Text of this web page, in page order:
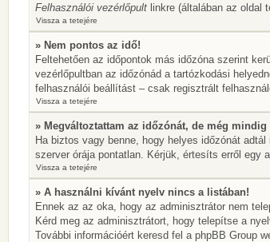
Felhasználói vezérlőpult linkre (általában az
Vissza a tetejére
» Nem pontos az idő!
Feltehetően az időpontok más időzóna szerint
vezérlőpultban az időzónád a tartózkodási
felhasználói beállítást – csak regisztrált
Vissza a tetejére
» Megváltoztattam az időzónát, de még
Ha biztos vagy benne, hogy helyes időzónát
szerver órája pontatlan. Kérjük, értesíts erről egy
Vissza a tetejére
» A használni kívánt nyelv nincs a listában!
Ennek az az oka, hogy az adminisztrátor nem
Kérd meg az adminisztrátort, hogy telepítse a
További információért keresd fel a phpBB Group